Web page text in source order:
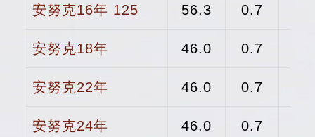
安努克16年 125 56.3 0.7
安努克18年 46.0 0.7
安努克22年 46.0 0.7
安努克24年 46.0 0.7